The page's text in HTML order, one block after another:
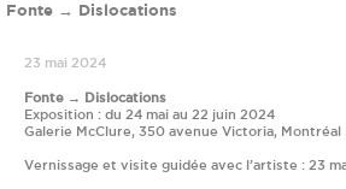
Fonte → Dislocations
23 mai 2024
Fonte → Dislocations
Exposition : du 24 mai au 22 juin 2024
Galerie McClure, 350 avenue Victoria, Montréal
Vernissage et visite guidée avec l’artiste : 23